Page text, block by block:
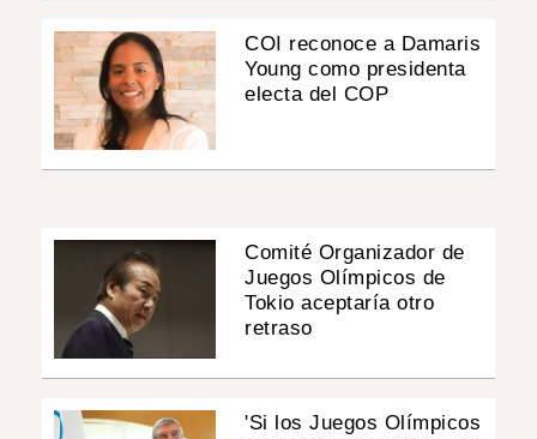
COI reconoce a Damaris
Young como presidenta
electa del COP
Comité Organizador de
Juegos Olímpicos de
Tokio aceptaría otro
retraso
'Si los Juegos Olímpicos